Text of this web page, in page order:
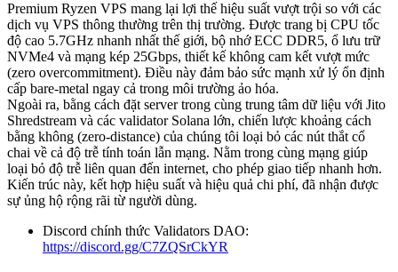
Premium Ryzen VPS mang lại lợi thế hiệu suất vượt trội so với các
dịch vụ VPS thông thường trên thị trường. Được trang bị CPU tốc
độ cao 5.7GHz nhanh nhất thế giới, bộ nhớ ECC DDR5, ổ lưu trữ
NVMe4 và mạng kép 25Gbps, thiết kế không cam kết vượt mức
(zero overcommitment). Điều này đảm bảo sức mạnh xử lý ổn định
cấp bare-metal ngay cả trong môi trường ảo hóa.
Ngoài ra, bằng cách đặt server trong cùng trung tâm dữ liệu với Jito
Shredstream và các validator Solana lớn, chiến lược khoảng cách
bằng không (zero-distance) của chúng tôi loại bỏ các nút thắt cổ
chai về cả độ trễ tính toán lẫn mạng. Nằm trong cùng mạng giúp
loại bỏ độ trễ liên quan đến internet, cho phép giao tiếp nhanh hơn.
Kiến trúc này, kết hợp hiệu suất và hiệu quả chi phí, đã nhận được
sự ủng hộ rộng rãi từ người dùng.
Discord chính thức Validators DAO:
https://discord.gg/C7ZQSrCkYR